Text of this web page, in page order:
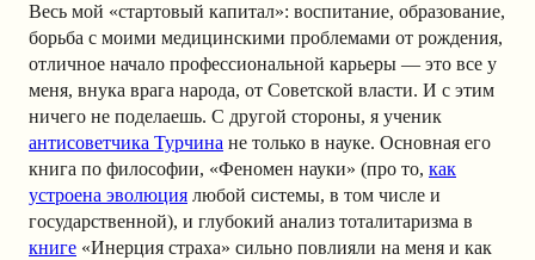
Весь мой «стартовый капитал»: воспитание, образование,
борьба с моими медицинскими проблемами от рождения,
отличное начало профессиональной карьеры — это все у
меня, внука врага народа, от Советской власти. И с этим
ничего не поделаешь. С другой стороны, я ученик
антисоветчика Турчина не только в науке. Основная его
книга по философии, «Феномен науки» (про то, как
устроена эволюция любой системы, в том числе и
государственной), и глубокий анализ тоталитаризма в
книге «Инерция страха» сильно повлияли на меня и как